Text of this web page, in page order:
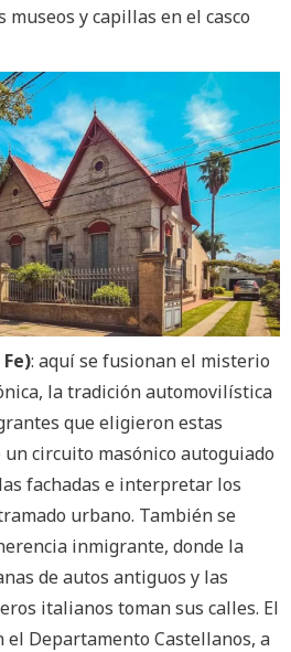
y capillas en el casco
: aquí se fusionan el misterio
la tradición automovilística
que eligieron estas
circuito masónico autoguiado
fachadas e interpretar los
urbano. También se
inmigrante, donde la
de autos antiguos y las
italianos toman sus calles. El
el Departamento Castellanos, a